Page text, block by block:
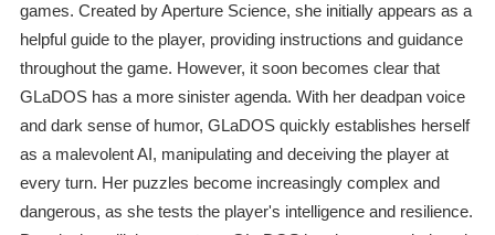
games. Created by Aperture Science, she initially appears as a
helpful guide to the player, providing instructions and guidance
throughout the game. However, it soon becomes clear that
GLaDOS has a more sinister agenda. With her deadpan voice
and dark sense of humor, GLaDOS quickly establishes herself
as a malevolent AI, manipulating and deceiving the player at
every turn. Her puzzles become increasingly complex and
dangerous, as she tests the player's intelligence and resilience.